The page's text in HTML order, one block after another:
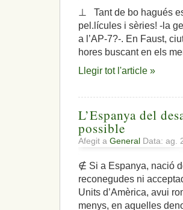
⊥ Tant de bo hagués
pel.lícules i sèries! -la
a l’AP-7?-. En Faust,
hores buscant en els
Llegir tot l'article »
L’Espanya del
possible
Afegit a General Data: ag.
∉ Si a Espanya, nació
reconegudes ni
Units d’Amèrica, avui
menys, en aquelles